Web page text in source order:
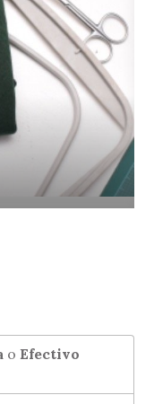
o Efectivo